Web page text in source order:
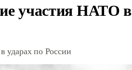
участия НАТО в
ударах по России